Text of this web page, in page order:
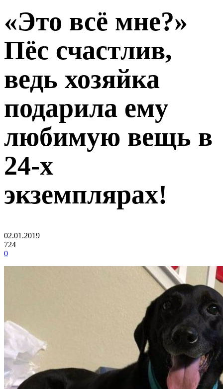
«Это всё мне?»
Пёс счастлив,
ведь хозяйка
подарила ему
любимую вещь в
24-х
экземплярах!
02.01.2019
724
0